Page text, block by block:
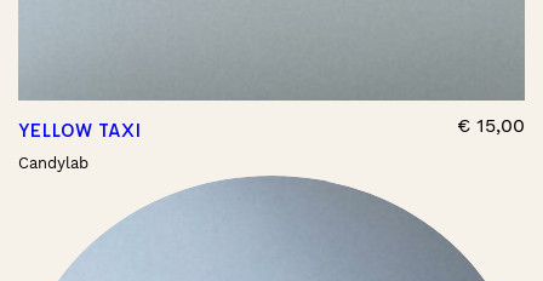
YELLOW TAXI
Candylab
€ 15,00